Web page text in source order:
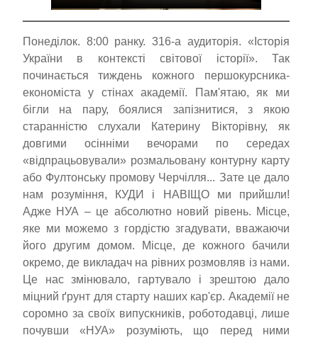
Понеділок. 8:00 ранку. 316-а аудиторія. «Історія
України в контексті світової історії». Так
починається тиждень кожного першокурсника-
економіста у стінах академії. Пам'ятаю, як ми
бігли на пару, боялися запізнитися, з якою
старанністю слухали Катерину Вікторівну, як
довгими осінніми вечорами по середах
«відпрацьовували» розмальовану контурну карту
або Фултонську промову Черчілля... Зате це дало
нам розуміння, КУДИ і НАВІЩО ми прийшли!
Адже НУА – це абсолютно новий рівень. Місце,
яке ми можемо з гордістю згадувати, вважаючи
його другим домом. Місце, де кожного бачили
окремо, де викладач на рівних розмовляв із нами.
Це нас змінювало, гартувало і зрештою дало
міцний ґрунт для старту наших кар'єр. Академії не
соромно за своїх випускників, роботодавці, лише
почувши «НУА» розуміють, що перед ними